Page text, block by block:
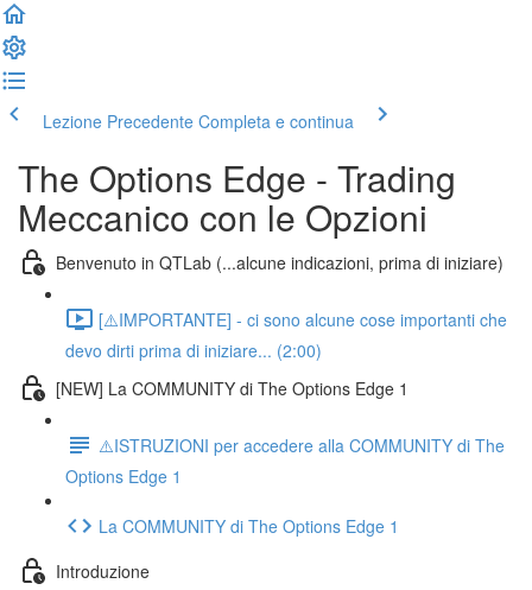
Lezione Precedente Completa e continua
The Options Edge - Trading
Meccanico con le Opzioni
Benvenuto in QTLab (...alcune indicazioni, prima di iniziare)
[⚠️IMPORTANTE] - ci sono alcune cose importanti che
devo dirti prima di iniziare... (2:00)
[NEW] La COMMUNITY di The Options Edge 1
⚠️ISTRUZIONI per accedere alla COMMUNITY di The
Options Edge 1
La COMMUNITY di The Options Edge 1
Introduzione